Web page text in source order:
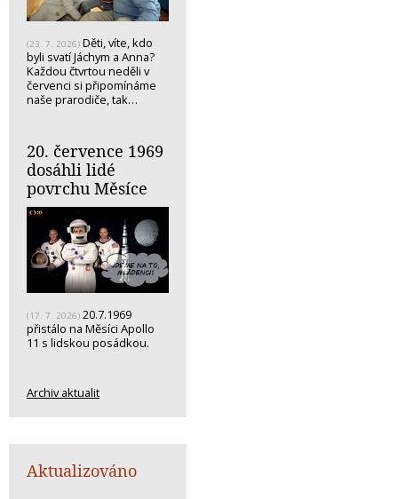
(23. 7. 2026) Děti, víte, kdo
byli svatí Jáchym a Anna?
Každou čtvrtou neděli v
červenci si připomínáme
naše prarodiče, tak…
20. července 1969
dosáhli lidé
povrchu Měsíce
(17. 7. 2026) 20.7.1969
přistálo na Měsíci Apollo
11 s lidskou posádkou.
Archiv aktualit
Aktualizováno